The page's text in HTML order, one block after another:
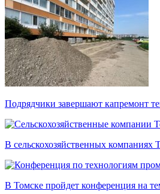
Подрядчики завершают капремонт
В сельскохозяйственных компаниях
В Томске пройдет конференция на